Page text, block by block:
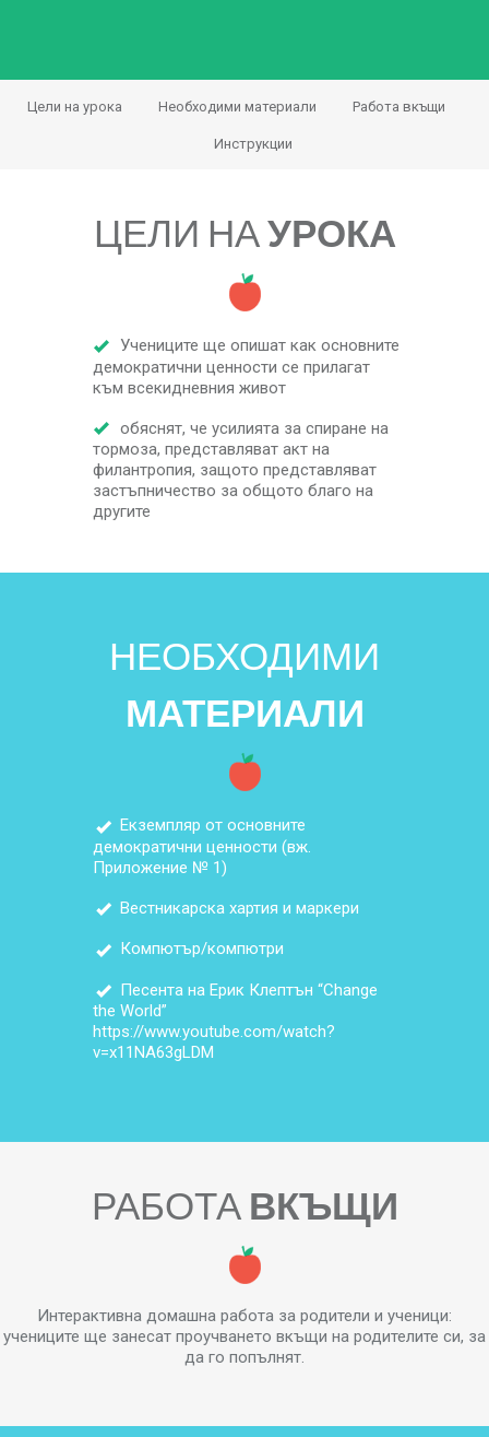
Цели на урока Необходими материали Работа вкъщи
Инструкции
ЦЕЛИ НАУРОКА
Учениците ще опишат как основните
демократични ценности се прилагат
към всекидневния живот
обяснят, че усилията за спиране на
тормоза, представляват акт на
филантропия, защото представляват
застъпничество за общото благо на
другите
НЕОБХОДИМИ
МАТЕРИАЛИ
Екземпляр от основните
демократични ценности (вж.
Приложение № 1)
Вестникарска хартия и маркери
Компютър/компютри
Песента на Ерик Клептън “Change
the World”
https://www.youtube.com/watch?
v=x11NA63gLDM
РАБОТА ВКЪЩИ
Интерактивна домашна работа за родители и ученици:
учениците ще занесат проучването вкъщи на родителите си, за
да го попълнят.